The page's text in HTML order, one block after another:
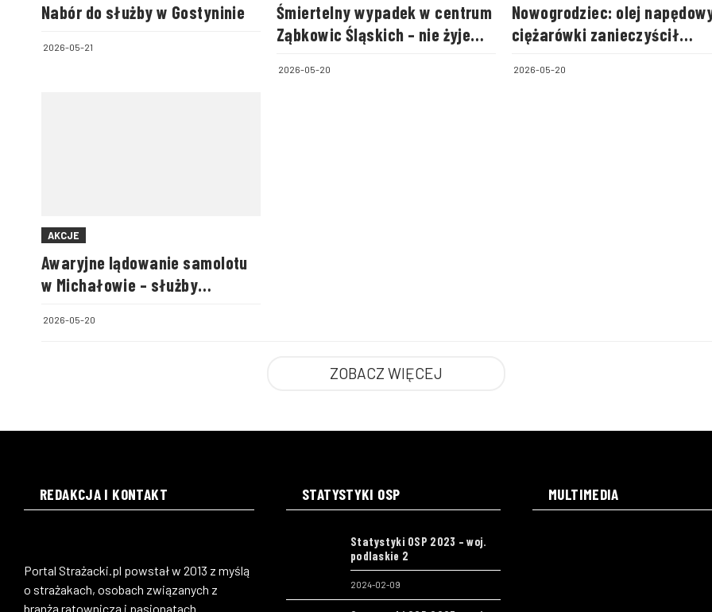
Nabór do służby w Gostyninie
2026-05-21
Śmiertelny wypadek w centrum
Ząbkowic Śląskich – nie żyje
2026-05-20
Nowogrodziec: olej
ciężarówki zanieczyścił
2026-05-20
AKCJE
Awaryjne lądowanie samolotu
w Michałowie – służby
2026-05-20
ZOBACZ WIĘCEJ
REDAKCJA I KONTAKT
Portal Strażacki.pl powstał w 2013 z myślą
o strażakach, osobach związanych z
branżą ratowniczą i pasjonatach
STATYSTYKI OSP
Statystyki OSP 2023 – woj.
podlaskie 2
2024-02-09
MULTIMEDIA